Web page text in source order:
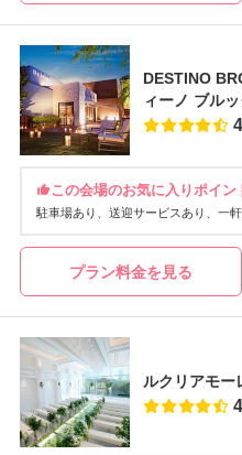
DESTINO
ィーノ ブル
この会場のお気に入りポイン
駐車場あり 送迎サービスあり 一
プラン料金を見る
ルクリアモー